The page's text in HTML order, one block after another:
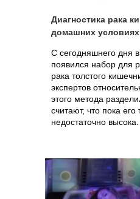
Диагностика рака
домашних условиях
С сегодняшнего дня
появился набор для
рака толстого
экспертов
этого метода
считают, что пока его
недостаточно высока.